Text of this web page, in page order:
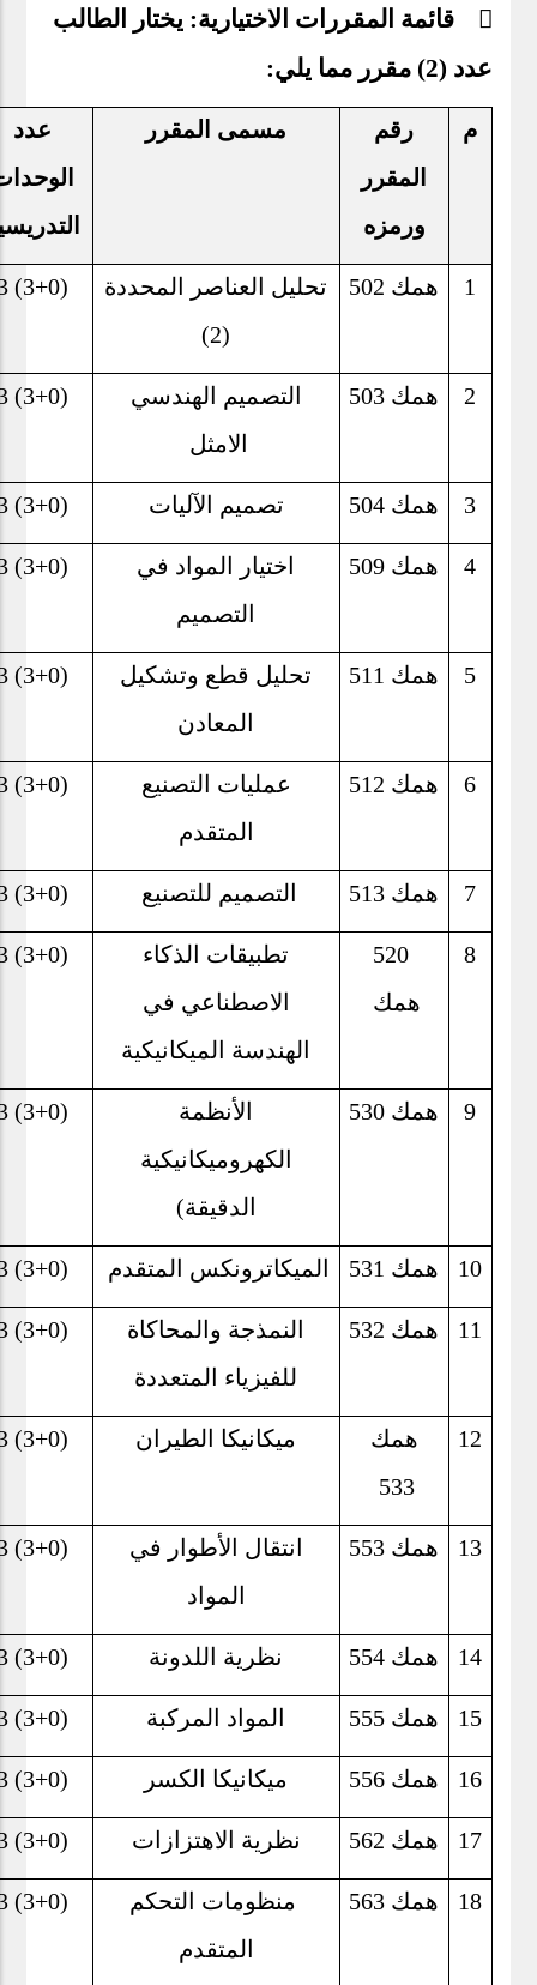
 قائمة المقررات الاختيارية: يختار الطالب
عدد (2) مقرر مما يلي:
م
رقم
المقرر
ورمزه
مسمى المقرر
عدد
1 همك 502
تحليل العناصر المحددة
(2)
(3+0)
2 همك 503
التصميم الهندسي
الامثل
(3+0)
3 همك 504 تصميم الآليات (3+0)
4 همك 509
اختيار المواد في
التصميم
(3+0)
5 همك 511
تحليل قطع وتشكيل
المعادن
(3+0)
6 همك 512
عمليات التصنيع
المتقدم
(3+0)
7 همك 513 التصميم للتصنيع (3+0)
8
520
همك
تطبيقات الذكاء
الاصطناعي في
الهندسة الميكانيكية
(3+0)
9 همك 530
الأنظمة
الكهروميكانيكية
الدقيقة)
(3+0)
10 همك 531 الميكاترونكس المتقدم (3+0)
11 همك 532
النمذجة والمحاكاة
للفيزياء المتعددة
(3+0)
12
همك
533
ميكانيكا الطيران (3+0)
13 همك 553
انتقال الأطوار في
المواد
(3+0)
14 همك 554 نظرية اللدونة (3+0)
15 همك 555 المواد المركبة (3+0)
16 همك 556 ميكانيكا الكسر (3+0)
17 همك 562 نظرية الاهتزازات (3+0)
18 همك 563
منظومات التحكم
المتقدم
(3+0)